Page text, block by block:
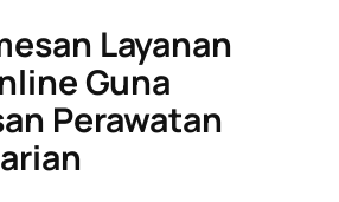
Layanan
Guna
Perawatan